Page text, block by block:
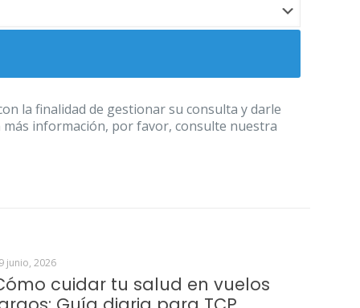
la finalidad de gestionar su consulta y darle
más información, por favor, consulte nuestra
junio, 2026
cuidar tu salud en vuelos